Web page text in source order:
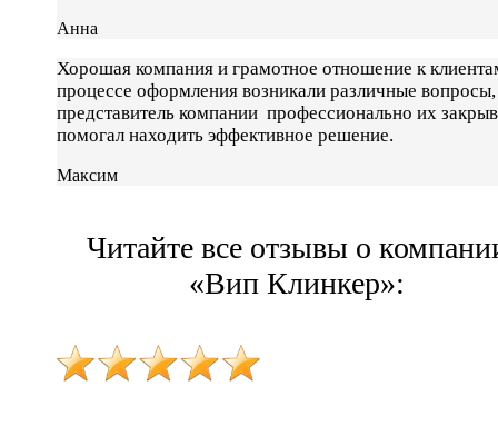
Анна
Хорошая компания и грамотное отношение к
процессе оформления возникали различные
представитель компании профессионально их
помогал находить эффективное решение.
Максим
Читайте все отзывы о
«Вип Клинкер»: